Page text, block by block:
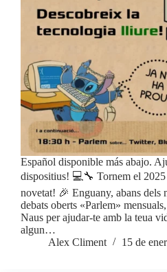
Español disponible más abajo.
dispositius! 💻🔧 Tornem el 2025
novetat! 🎉 Enguany, abans dels
debats oberts «Parlem»
Naus per ajudar-te amb la teua
algun…
Alex Climent
15 de